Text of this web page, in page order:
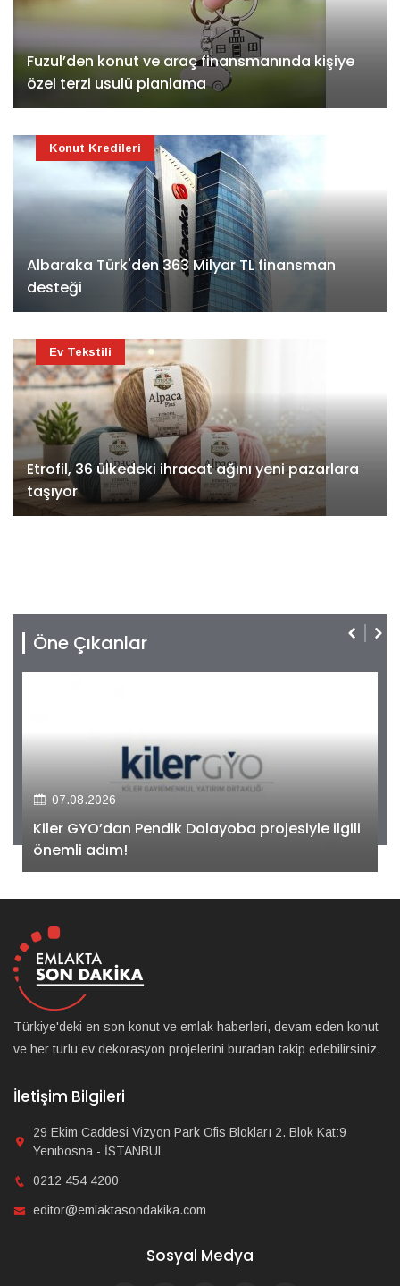
Fuzul’den konut ve araç finansmanında kişiye
özel terzi usulü planlama
Albaraka Türk'den 363 Milyar TL finansman
desteği
Konut Kredileri
Etrofil, 36 ülkedeki ihracat ağını yeni pazarlara
taşıyor
Ev Tekstili
Öne Çıkanlar
07.08.2026
Kiler GYO’dan Pendik Dolayoba projesiyle ilgili
önemli adım!
Türkiye'deki en son konut ve emlak haberleri, devam eden konut
ve her türlü ev dekorasyon projelerini buradan takip edebilirsiniz.
İletişim Bilgileri
29 Ekim Caddesi Vizyon Park Ofis Blokları 2. Blok Kat:9
Yenibosna - İSTANBUL
0212 454 4200
editor@emlaktasondakika.com
Sosyal Medya